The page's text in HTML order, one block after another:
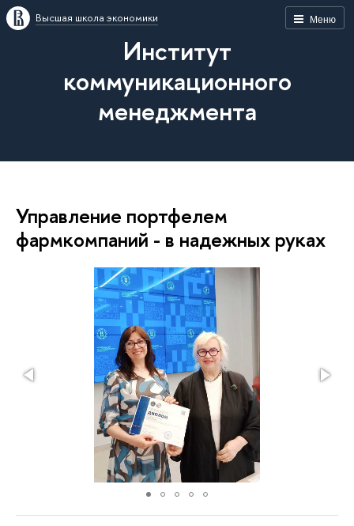
Меню
Высшая школа экономики
Институт
коммуникационного
менеджмента
Управление портфелем
фармкомпаний - в надежных руках